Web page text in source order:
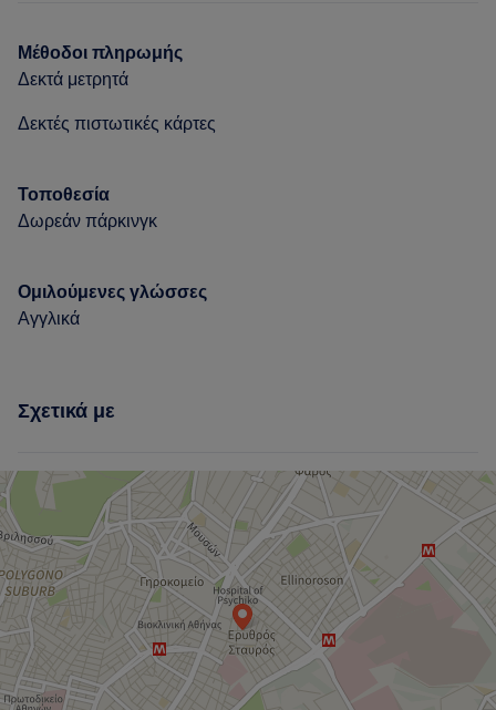
Μέθοδοι πληρωμής
Δεκτά μετρητά
Δεκτές πιστωτικές κάρτες
Τοποθεσία
Δωρεάν πάρκινγκ
Ομιλούμενες γλώσσες
Αγγλικά
Σχετικά με